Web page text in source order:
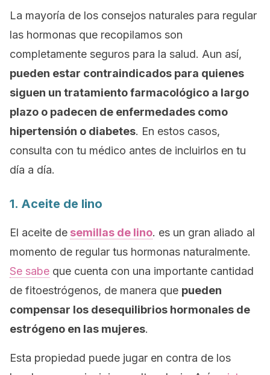
La mayoría de los consejos naturales para regular
las hormonas que recopilamos son
completamente seguros para la salud. Aun así,
pueden estar contraindicados para quienes
siguen un tratamiento farmacológico a largo
plazo o padecen de enfermedades como
hipertensión o diabetes. En estos casos,
consulta con tu médico antes de incluirlos en tu
día a día.
1. Aceite de lino
El aceite de semillas de lino. es un gran aliado al
momento de regular tus hormonas naturalmente.
Se sabe que cuenta con una importante cantidad
de fitoestrógenos, de manera que pueden
compensar los desequilibrios hormonales de
estrógeno en las mujeres.
Esta propiedad puede jugar en contra de los